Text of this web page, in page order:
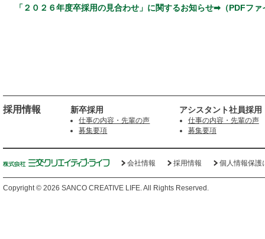
「２０２６年度卒採用の見合わせ」に関するお知らせ➡（PDFファ
採用情報 新卒採用
仕事の内容・先輩の声
募集要項
アシスタント社員採用
仕事の内容・先輩の声
募集要項
会社情報 採用情報 個人情報保護
Copyright © 2026 SANCO CREATIVE LIFE. All Rights Reserved.